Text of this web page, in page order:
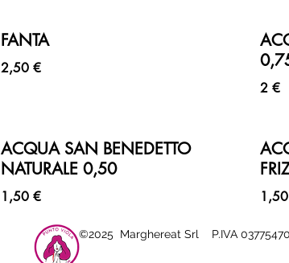
FANTA
2,50 €
2 €
ACQUA SAN BENEDETTO
NATURALE 0,50
1,50 €
©2025 Marghereat Srl P.IVA